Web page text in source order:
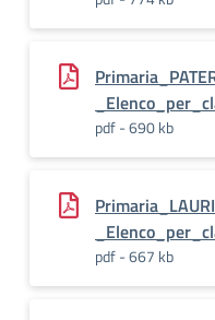
pdf - 690 kb
pdf - 667 kb